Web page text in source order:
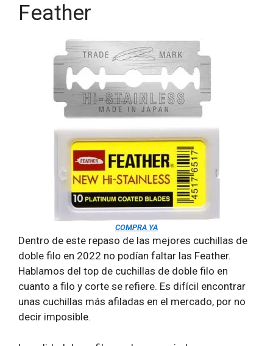
Feather
COMPRA YA
Dentro de este repaso de las mejores cuchillas de
doble filo en 2022 no podían faltar las Feather.
Hablamos del top de cuchillas de doble filo en
cuanto a filo y corte se refiere. Es difícil encontrar
unas cuchillas más afiladas en el mercado, por no
decir imposible.